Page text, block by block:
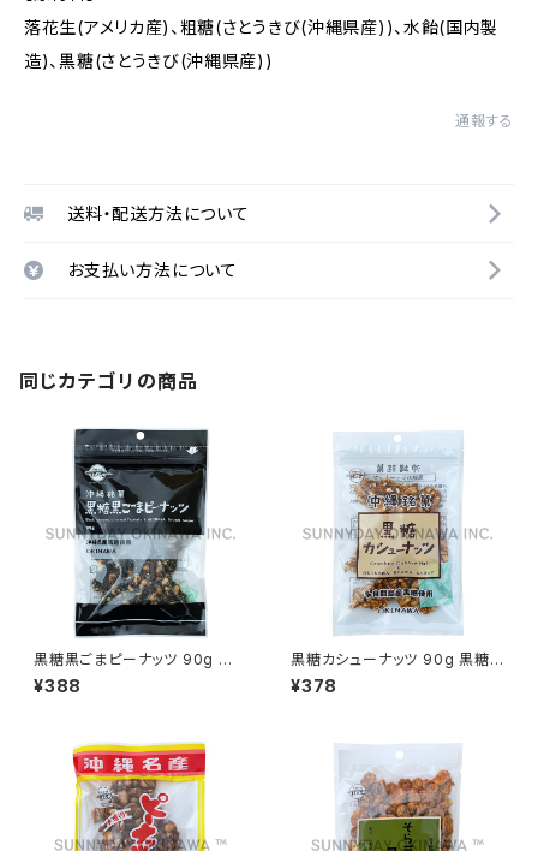
落花生(アメリカ産)、粗糖(さとうきび(沖縄県産))、水飴(国内製
造)、黒糖(さとうきび(沖縄県産))
通報する
送料・配送方法について
お支払い方法について
同じカテゴリの商品
黒糖黒ごまピーナッツ 90g 黒
糖本舗垣乃花
¥388
黒糖カシューナッツ 90g 黒糖
本舗垣乃花
¥378